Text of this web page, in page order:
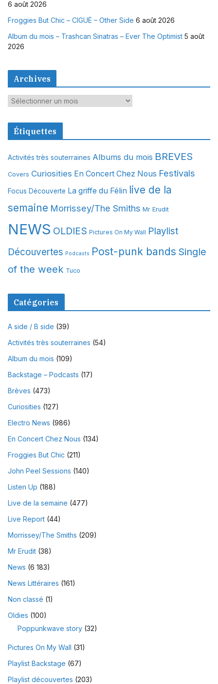
6 août 2026
Froggies But Chic – CIGUË – Other Side 6 août 2026
Album du mois – Trashcan Sinatras – Ever The Optimist 5 août
2026
Archives
A
c
v
e
Étiquettes
Activités très souterraines Albums du mois BREVES
Covers Curiosities En Concert Chez Nous Festivals
Focus Découverte La griffe du Félin live de la
semaine Morrissey/The Smiths Mr Erudit
NEWS OLDIES Pictures On My Wall Playlist
Découvertes Podcasts Post-punk bands Single
of the week Tuco
Catégories
A side / B side (39)
Activités très souterraines (54)
Album du mois (109)
Backstage – Podcasts (17)
Brèves (473)
Curiosities (127)
Electro News (986)
En Concert Chez Nous (134)
Froggies But Chic (211)
John Peel Sessions (140)
Listen Up (188)
Live de la semaine (477)
Live Report (44)
Morrissey/The Smiths (209)
Mr Erudit (38)
News (6 183)
News Littéraires (161)
Non classé (1)
Oldies (100)
Poppunkwave story (32)
Pictures On My Wall (31)
Playlist Backstage (67)
Playlist découvertes (203)